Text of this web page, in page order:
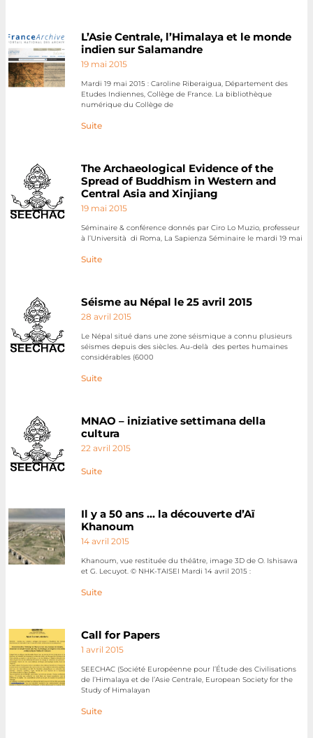
L’Asie Centrale, l’Himalaya et le monde
indien sur Salamandre
19 mai 2015
Mardi 19 mai 2015 : Caroline Riberaigua, Département des
Etudes Indiennes, Collège de France. La bibliothèque
numérique du Collège de
Suite
The Archaeological Evidence of the
Spread of Buddhism in Western and
Central Asia and Xinjiang
19 mai 2015
Séminaire & conférence donnés par Ciro Lo Muzio, professeur
à l’Università di Roma, La Sapienza Séminaire le mardi 19 mai
Suite
Séisme au Népal le 25 avril 2015
28 avril 2015
Le Népal situé dans une zone séismique a connu plusieurs
séismes depuis des siècles. Au-delà des pertes humaines
considérables (6000
Suite
MNAO – iniziative settimana della
cultura
22 avril 2015
Suite
Il y a 50 ans … la découverte d’Aï
Khanoum
14 avril 2015
Khanoum, vue restituée du théātre, image 3D de O. Ishisawa
et G. Lecuyot. © NHK-TAISEI Mardi 14 avril 2015 :
Suite
Call for Papers
1 avril 2015
SEECHAC (Société Européenne pour l’Étude des Civilisations
de l’Himalaya et de l’Asie Centrale, European Society for the
Study of Himalayan
Suite